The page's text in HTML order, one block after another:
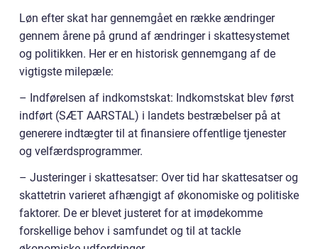
Løn efter skat har gennemgået en række ændringer
gennem årene på grund af ændringer i skattesystemet
og politikken. Her er en historisk gennemgang af de
vigtigste milepæle:
– Indførelsen af indkomstskat: Indkomstskat blev først
indført (SÆT AARSTAL) i landets bestræbelser på at
generere indtægter til at finansiere offentlige tjenester
og velfærdsprogrammer.
– Justeringer i skattesatser: Over tid har skattesatser og
skattetrin varieret afhængigt af økonomiske og politiske
faktorer. De er blevet justeret for at imødekomme
forskellige behov i samfundet og til at tackle